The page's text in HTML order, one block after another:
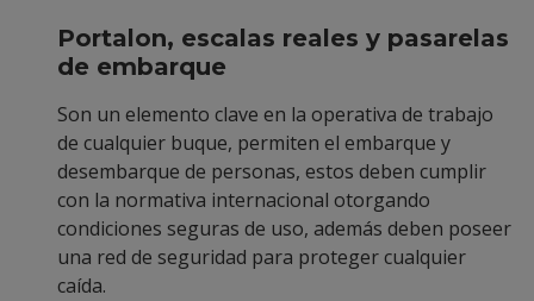
Portalon, escalas reales y pasarelas
de embarque
Son un elemento clave en la operativa de trabajo
de cualquier buque, permiten el embarque y
desembarque de personas, estos deben cumplir
con la normativa internacional otorgando
condiciones seguras de uso, además deben poseer
una red de seguridad para proteger cualquier
caída.